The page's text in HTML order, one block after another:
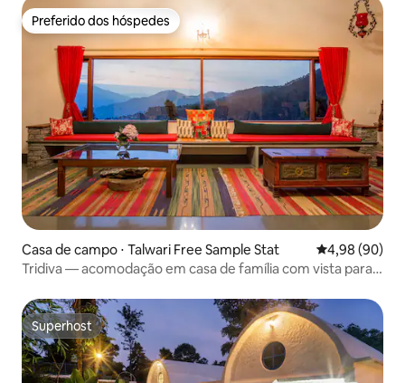
Preferido dos hóspedes
Preferido dos hóspedes
Casa de campo ⋅ Talwari Free Sample Stat 4,98 de uma
4,98 (90)
Tridiva — acomodação em casa de família com vista para o
Superhost
Superhost